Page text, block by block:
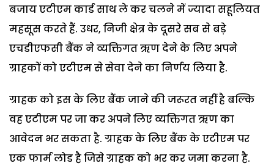
बजाय एटीएम कार्ड साथ ले कर चलने में ज्यादा सहूलियत
महसूस करते हैं. उधर, निजी क्षेत्र के दूसरे सब से बड़े
एचडीएफसी बैंक ने व्यक्तिगत ऋण देने के लिए अपने
ग्राहकों को एटीएम से सेवा देने का निर्णय लिया है.
ग्राहक को इस के लिए बैंक जाने की जरूरत नहीं है बल्कि
वह एटीएम पर जा कर अपने लिए व्यक्तिगत ऋण का
आवेदन भर सकता है. ग्राहक के लिए बैंक के एटीएम पर
एक फार्म लोड है जिसे ग्राहक को भर कर जमा करना है.